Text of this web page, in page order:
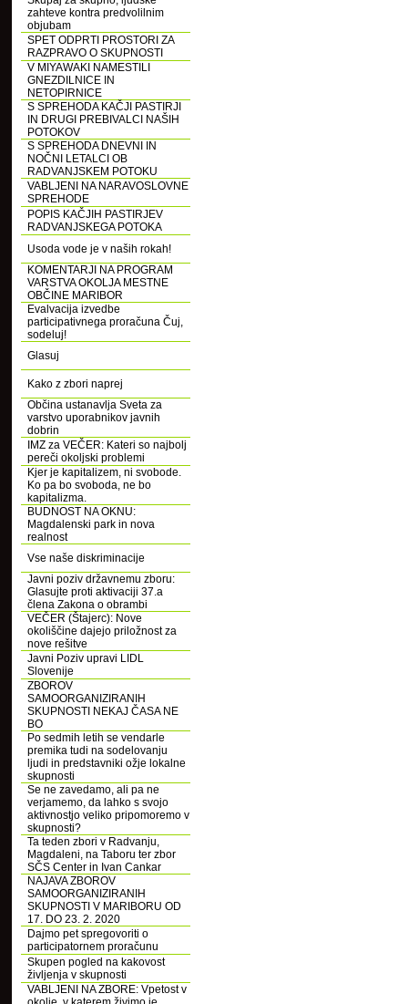
zahteve kontra predvolilnim
objubam
SPET ODPRTI PROSTORI ZA
RAZPRAVO O SKUPNOSTI
V MIYAWAKI NAMESTILI
GNEZDILNICE IN
NETOPIRNICE
S SPREHODA KAČJI PASTIRJI
IN DRUGI PREBIVALCI NAŠIH
POTOKOV
S SPREHODA DNEVNI IN
NOČNI LETALCI OB
RADVANJSKEM POTOKU
VABLJENI NA NARAVOSLOVNE
SPREHODE
POPIS KAČJIH PASTIRJEV
RADVANJSKEGA POTOKA
Usoda vode je v naših rokah!
KOMENTARJI NA PROGRAM
VARSTVA OKOLJA MESTNE
OBČINE MARIBOR
Evalvacija izvedbe
participativnega proračuna Čuj,
sodeluj!
Glasuj
Kako z zbori naprej
Občina ustanavlja Sveta za
varstvo uporabnikov javnih
dobrin
IMZ za VEČER: Kateri so najbolj
pereči okoljski problemi
Kjer je kapitalizem, ni svobode.
Ko pa bo svoboda, ne bo
kapitalizma.
BUDNOST NA OKNU:
Magdalenski park in nova
realnost
Vse naše diskriminacije
Javni poziv državnemu zboru:
Glasujte proti aktivaciji 37.a
člena Zakona o obrambi
VEČER (Štajerc): Nove
okoliščine dajejo priložnost za
nove rešitve
Javni Poziv upravi LIDL
Slovenije
ZBOROV
SAMOORGANIZIRANIH
SKUPNOSTI NEKAJ ČASA NE
BO
Po sedmih letih se vendarle
premika tudi na sodelovanju
ljudi in predstavniki ožje lokalne
skupnosti
Se ne zavedamo, ali pa ne
verjamemo, da lahko s svojo
aktivnostjo veliko pripomoremo v
skupnosti?
Ta teden zbori v Radvanju,
Magdaleni, na Taboru ter zbor
SČS Center in Ivan Cankar
NAJAVA ZBOROV
SAMOORGANIZIRANIH
SKUPNOSTI V MARIBORU OD
17. DO 23. 2. 2020
Dajmo pet spregovoriti o
participatornem proračunu
Skupen pogled na kakovost
življenja v skupnosti
VABLJENI NA ZBORE: Vpetost v